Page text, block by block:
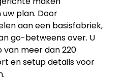
plan. Door
aan een basisfabriek,
go-betweens over. U
meer dan 220
en setup details voor